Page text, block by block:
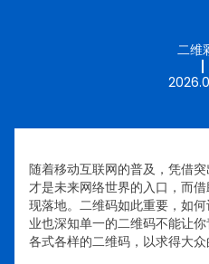
二维
随着移动互联网的普及，凭借
才是未来网络世界的入口，而
现落地。二维码如此重要，如
业也深知单一的二维码不能让
各式各样的二维码，以求得大众